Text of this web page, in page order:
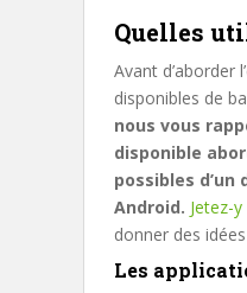
Quelles
Avant d’aborder
disponibles de
nous vous
disponible
possibles d’un
Android. Jetez-
donner des
Les